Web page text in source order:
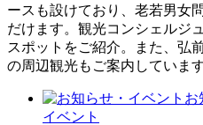
ースも設けており、老若男女
だけます。観光コンシェルジ
スポットをご紹介。また、弘
の周辺観光もご案内しています
お
イベント